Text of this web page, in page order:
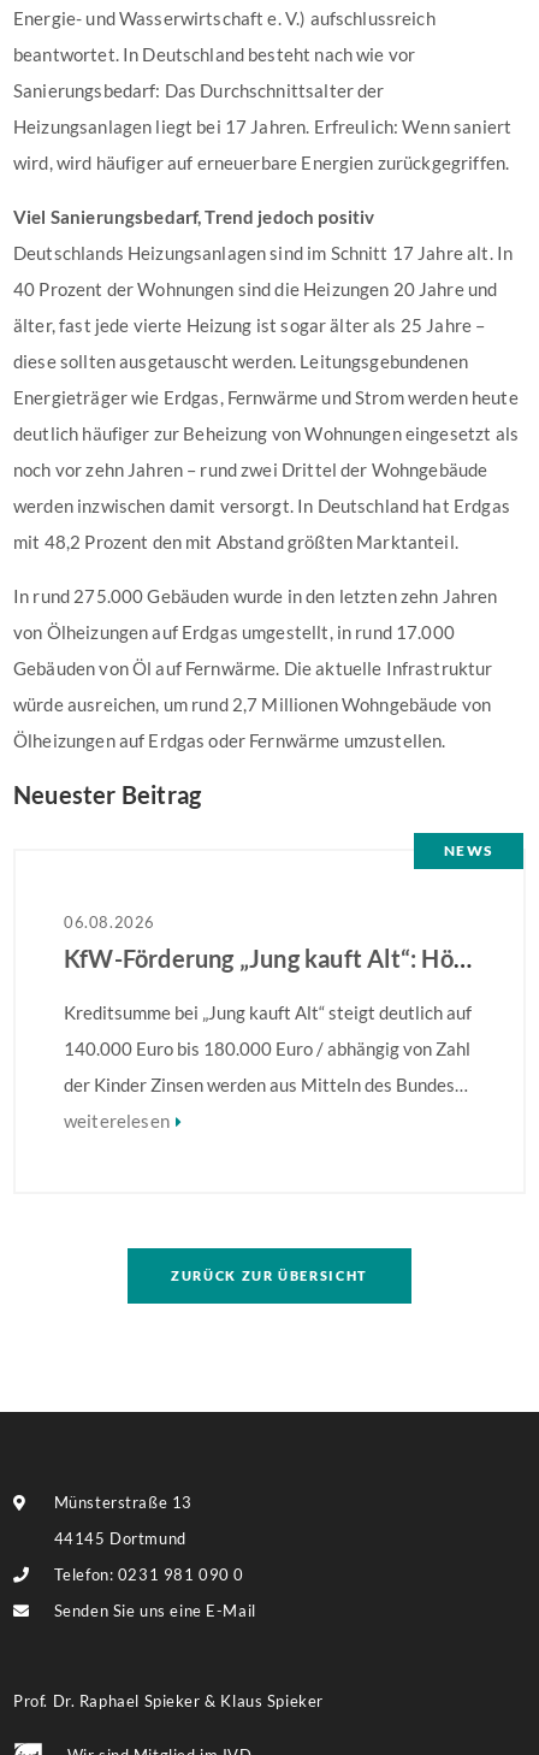
Energie- und Wasserwirtschaft e. V.) aufschlussreich
beantwortet. In Deutschland besteht nach wie vor
Sanierungsbedarf: Das Durchschnittsalter der
Heizungsanlagen liegt bei 17 Jahren. Erfreulich: Wenn saniert
wird, wird häufiger auf erneuerbare Energien zurückgegriffen.
Viel Sanierungsbedarf, Trend jedoch positiv
Deutschlands Heizungsanlagen sind im Schnitt 17 Jahre alt. In
40 Prozent der Wohnungen sind die Heizungen 20 Jahre und
älter, fast jede vierte Heizung ist sogar älter als 25 Jahre –
diese sollten ausgetauscht werden. Leitungsgebundenen
Energieträger wie Erdgas, Fernwärme und Strom werden heute
deutlich häufiger zur Beheizung von Wohnungen eingesetzt als
noch vor zehn Jahren – rund zwei Drittel der Wohngebäude
werden inzwischen damit versorgt. In Deutschland hat Erdgas
mit 48,2 Prozent den mit Abstand größten Marktanteil.
In rund 275.000 Gebäuden wurde in den letzten zehn Jahren
von Ölheizungen auf Erdgas umgestellt, in rund 17.000
Gebäuden von Öl auf Fernwärme. Die aktuelle Infrastruktur
würde ausreichen, um rund 2,7 Millionen Wohngebäude von
Ölheizungen auf Erdgas oder Fernwärme umzustellen.
Neuester Beitrag
NEWS
06.08.2026
KfW-Förderung „Jung kauft Alt“: Höhere Kredite ab August 2026
Kreditsumme bei „Jung kauft Alt“ steigt deutlich auf
140.000 Euro bis 180.000 Euro / abhängig von Zahl
der Kinder Zinsen werden aus Mitteln des Bundes
verbilligt: Heutiger Zins bei 0,53 Prozent effektiv
Sanierung in Einzelmaßnahmen […]
weiterelesen
ZURÜCK ZUR ÜBERSICHT
Münsterstraße 13
44145 Dortmund
Telefon: 0231 981 090 0
Senden Sie uns eine E-Mail
Prof. Dr. Raphael Spieker & Klaus Spieker